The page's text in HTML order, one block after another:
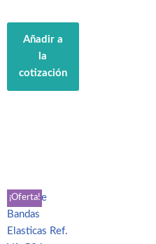
Añadir a
la
cotización
¡Oferta!